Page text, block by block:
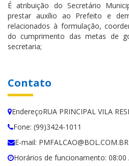
É atribuição do Secretário
prestar auxílio ao Prefeito e
relacionados à formulação,
do cumprimento das metas de
secretaria;
Contato
EndereçoRUA PRINCIPAL VILA
Fone: (99)3424-1011
E-mail: PMFALCAO@BOL.COM.BR
Horários de funcionamento: 08:00